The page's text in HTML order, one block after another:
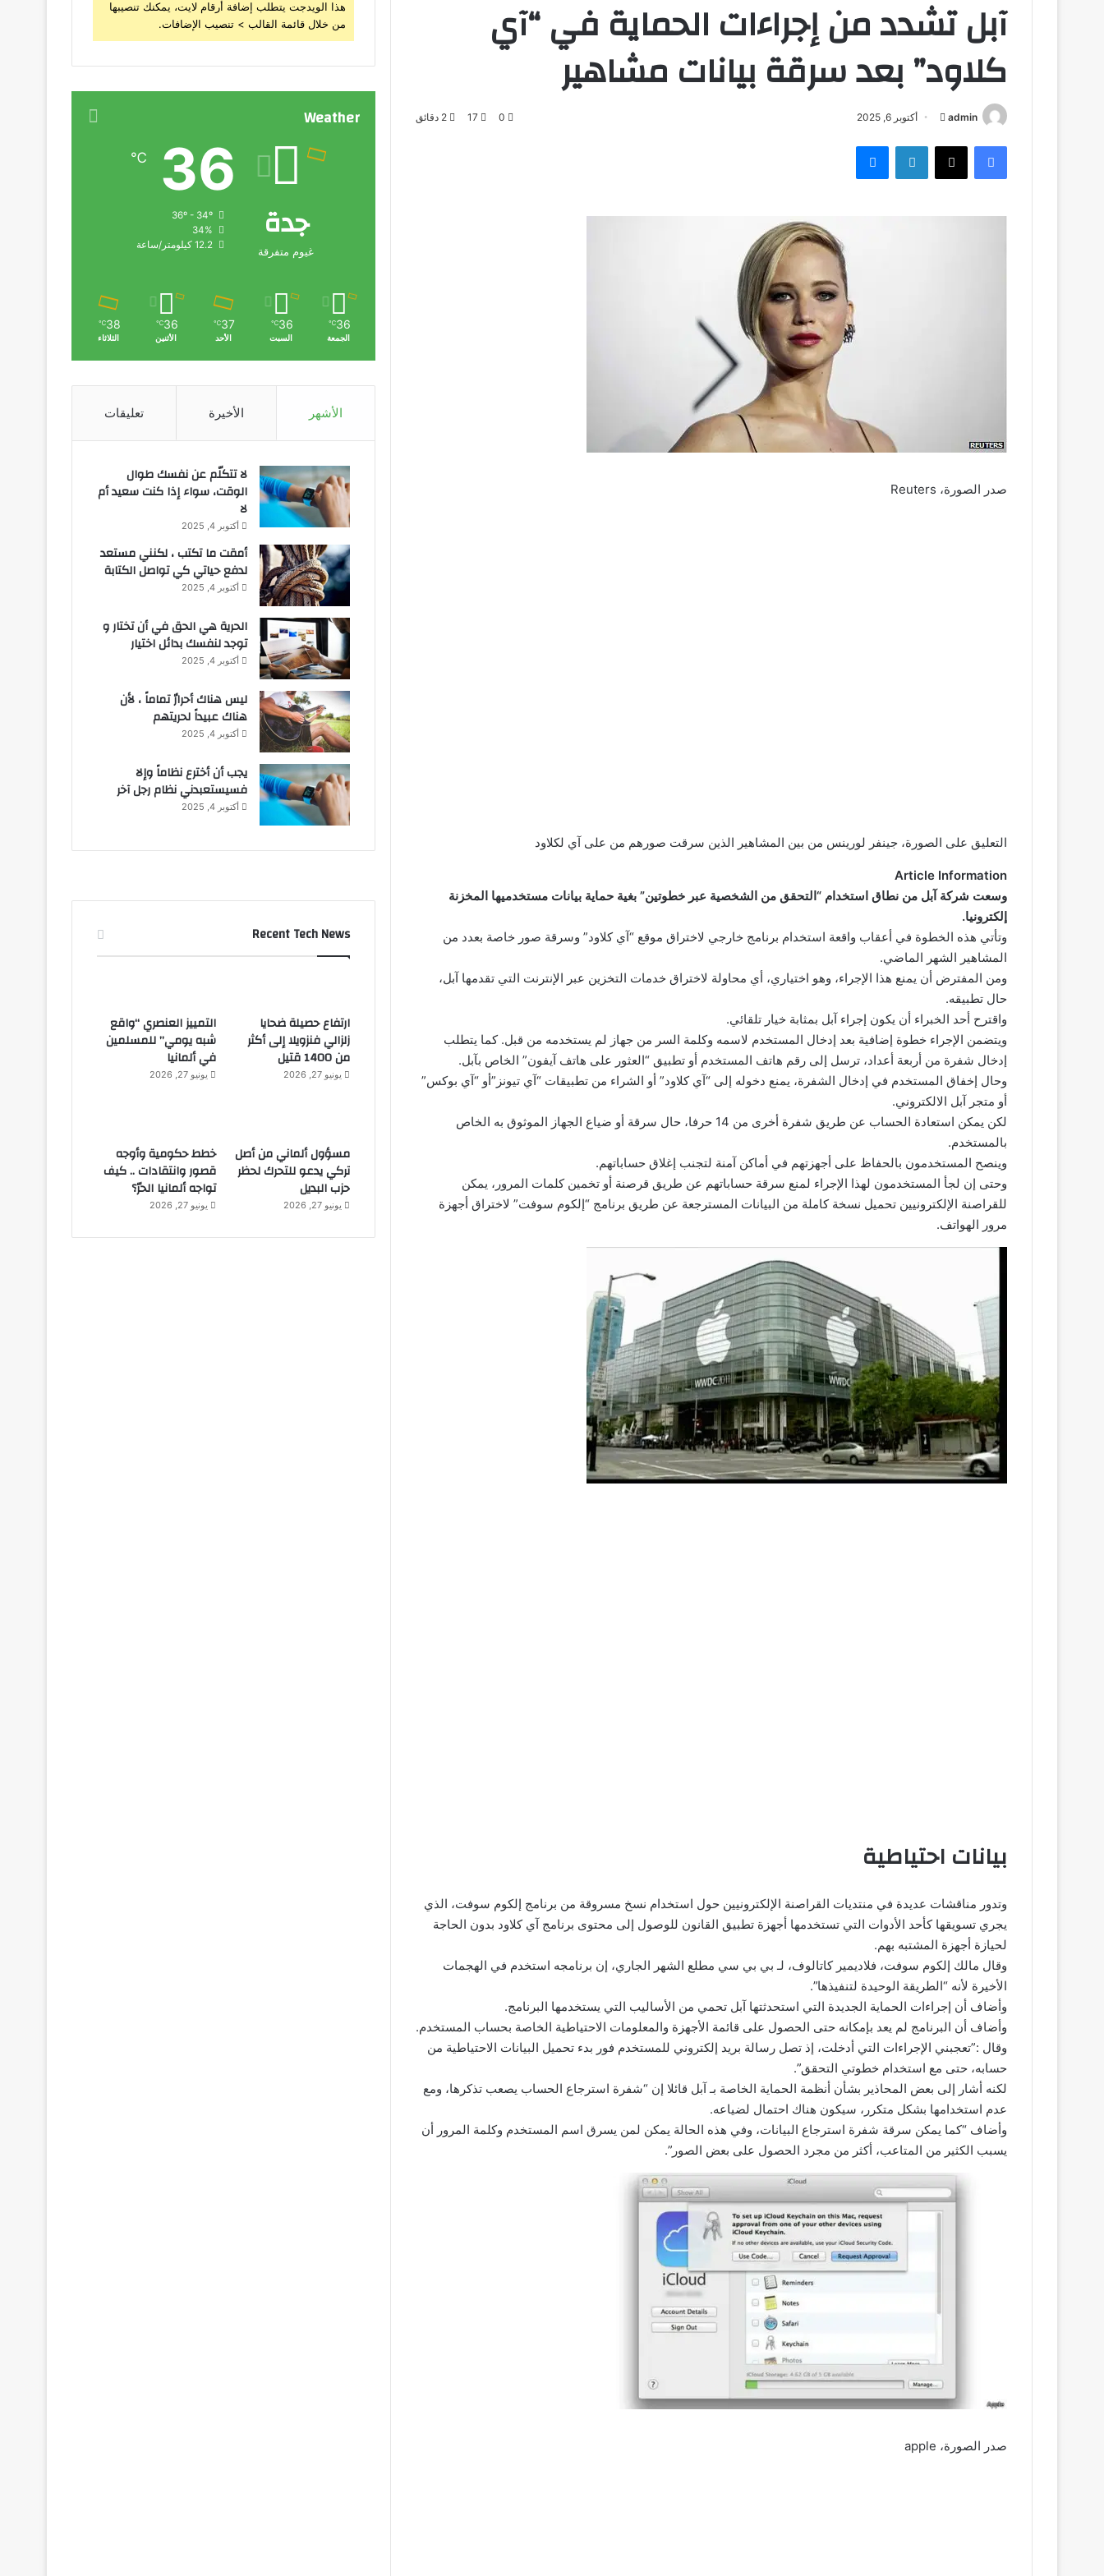
آبل تشدد من إجراءات الحماية في “آي
كلاود” بعد سرقة بيانات مشاهير
admin
ل
ا
أكتوبر 6, 2025 0
17
فيسبوك لينكدإن
صدر الصورة، Reuters
التعليق على الصورة، جينفر لورينس من بين المشاهير الذين سرقت صورهم من على آي لكلاود
Article Information
وسعت شركة آبل من نطاق استخدام “التحقق من الشخصية عبر خطوتين” بغية حماية بيانات مستخدميها المخزنة
إلكترونيا.
وتأتي هذه الخطوة في أعقاب واقعة استخدام برنامج خارجي لاختراق موقع “آي كلاود” وسرقة صور خاصة بعدد من
المشاهير الشهر الماضي.
ومن المفترض أن يمنع هذا الإجراء، وهو اختياري، أي محاولة لاختراق خدمات التخزين عبر الإنترنت التي تقدمها آبل،
حال تطبيقه.
واقترح أحد الخبراء أن يكون إجراء آبل بمثابة خيار تلقائي.
ويتضمن الإجراء خطوة إضافية بعد إدخال المستخدم لاسمه وكلمة السر من جهاز لم يستخدمه من قبل. كما يتطلب
إدخال شفرة من أربعة أعداد، ترسل إلى رقم هاتف المستخدم أو تطبيق “العثور على هاتف آيفون” الخاص بآبل.
وحال إخفاق المستخدم في إدخال الشفرة، يمنع دخوله إلى “آي كلاود” أو الشراء من تطبيقات “آي تيونز”أو “آي بوكس”
أو متجر آبل الالكتروني.
لكن يمكن استعادة الحساب عن طريق شفرة أخرى من 14 حرفا، حال سرقة أو ضياع الجهاز الموثوق به الخاص
بالمستخدم.
وينصح المستخدمون بالحفاظ على أجهزتهم في أماكن آمنة لتجنب إغلاق حساباتهم.
وحتى إن لجأ المستخدمون لهذا الإجراء لمنع سرقة حساباتهم عن طريق قرصنة أو تخمين كلمات المرور، يمكن
للقراصنة الإلكترونيين تحميل نسخة كاملة من البيانات المسترجعة عن طريق برنامج “إلكوم سوفت” لاختراق أجهزة
مرور الهواتف.
بيانات احتياطية
وتدور مناقشات عديدة في منتديات القراصنة الإلكترونيين حول استخدام نسخ مسروقة من برنامج إلكوم سوفت، الذي
يجري تسويقها كأحد الأدوات التي تستخدمها أجهزة تطبيق القانون للوصول إلى محتوى برنامج آي كلاود بدون الحاجة
لحيازة أجهزة المشتبه بهم.
وقال مالك إلكوم سوفت، فلاديمير كاتالوف، لـ بي بي سي مطلع الشهر الجاري، إن برنامجه استخدم في الهجمات
الأخيرة لأنه “الطريقة الوحيدة لتنفيذها”.
وأضاف أن إجراءات الحماية الجديدة التي استحدثتها آبل تحمي من الأساليب التي يستخدمها البرنامج.
وأضاف أن البرنامج لم يعد بإمكانه حتى الحصول على قائمة الأجهزة والمعلومات الاحتياطية الخاصة بحساب المستخدم.
وقال :”تعجبني الإجراءات التي أدخلت، إذ تصل رسالة بريد إلكتروني للمستخدم فور بدء تحميل البيانات الاحتياطية من
حسابه، حتى مع استخدام خطوتي التحقق”.
لكنه أشار إلى بعض المحاذير بشأن أنظمة الحماية الخاصة بـ آبل قائلا إن “شفرة استرجاع الحساب يصعب تذكرها، ومع
عدم استخدامها بشكل متكرر، سيكون هناك احتمال لضياعه.
وأضاف “كما يمكن سرقة شفرة استرجاع البيانات، وفي هذه الحالة يمكن لمن يسرق اسم المستخدم وكلمة المرور أن
يسبب الكثير من المتاعب، أكثر من مجرد الحصول على بعض الصور”.
صدر الصورة، apple
هذا الويدجت يتطلب إضافة أرقام لايت، يمكنك تنصيبها
من خلال قائمة القالب > تنصيب الإضافات.
Weather
جدة
غيوم متفرقة
36
℃
36º - 34º
34%
12.2 كيلومتر/ساعة
36
℃
الجمعة
36
℃
السبت
37
℃
الأحد
36
℃
الأثنين
38
℃
الثلاثاء
الأشهر الأخيرة تعليقات
لا تتكلّم عن نفسك طوال
الوقت، سواء إذا كنت سعيد أم
لا
أكتوبر 4, 2025
أمقت ما تكتب ، لكنني مستعد
لدفع حياتي كي تواصل الكتابة
أكتوبر 4, 2025
الحرية هي الحق في أن تختار و
توجد لنفسك بدائل اختيار
أكتوبر 4, 2025
ليس هناك أحرارٌ تماماً ، لأن
هناك عبيداً لحريتهم
أكتوبر 4, 2025
يجب أن أخترع نظاماً وإلا
فسيستعبدني نظام رجل آخر
أكتوبر 4, 2025
Recent Tech News
ارتفاع حصيلة ضحايا
زلزالي فنزويلا إلى أكثر
من 1400 قتيل
يونيو 27, 2026
التمييز العنصري “واقع
شبه يومي” للمسلمين
في ألمانيا
يونيو 27, 2026
مسؤول ألماني من أصل
تركي يدعو للتحرك لحظر
حزب البديل
يونيو 27, 2026
خطط حكومية وأوجه
قصور وانتقادات .. كيف
تواجه ألمانيا الحرّ؟
يونيو 27, 2026